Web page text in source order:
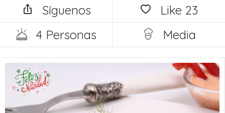
Síguenos Like 23
4 Personas
Media